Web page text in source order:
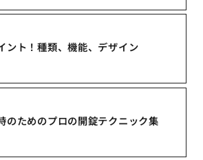
ント！種類、機能、デザイン
のためのプロの開錠テクニック集